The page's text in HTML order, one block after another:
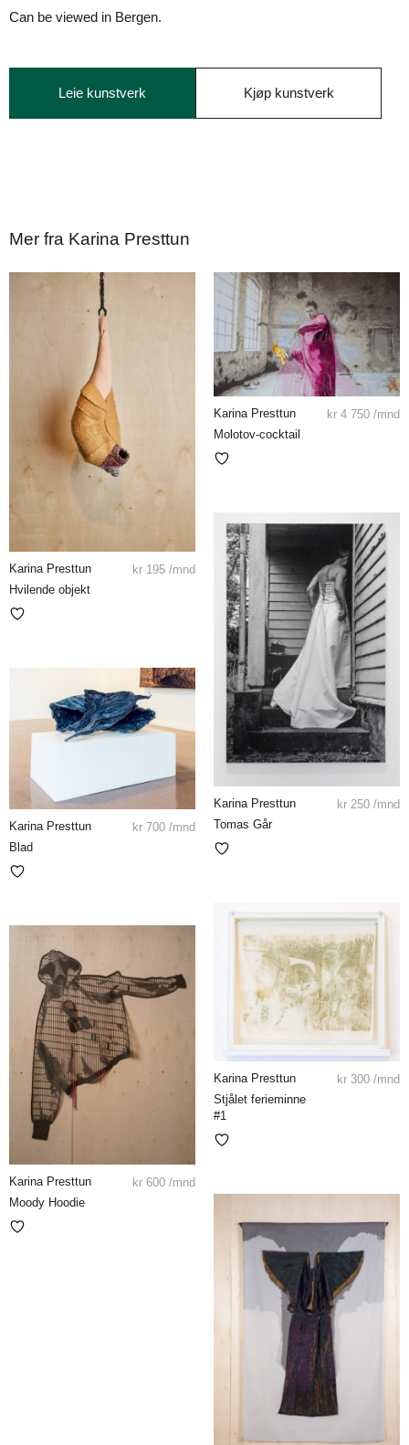
Can be viewed in Bergen.
Leie kunstverk Kjøp kunstverk
Mer fra Karina Presttun
Karina Presttun
Hvilende objekt
kr 195 /mnd
Karina Presttun
Molotov-cocktail
kr 4 750 /mnd
Karina Presttun
Tomas Går
kr 250 /mnd
Karina Presttun
Blad
kr 700 /mnd
Karina Presttun
Stjålet ferieminne
#1
kr 300 /mnd
Karina Presttun
Moody Hoodie
kr 600 /mnd